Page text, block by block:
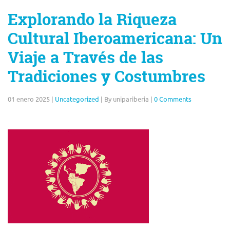
Explorando la Riqueza
Cultural Iberoamericana: Un
Viaje a Través de las
Tradiciones y Costumbres
01 enero 2025 | Uncategorized | By unipariberia | 0 Comments